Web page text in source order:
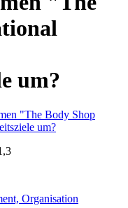
um?
Organisation